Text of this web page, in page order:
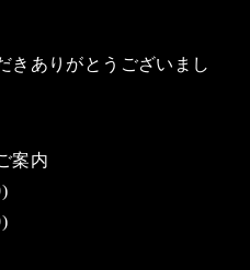
きありがとうございまし
案内